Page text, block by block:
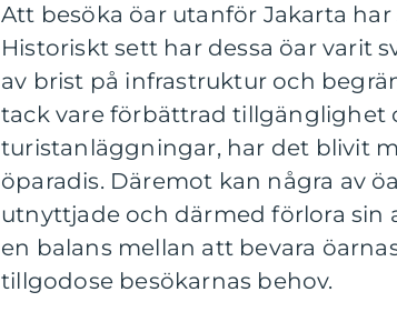
Att besöka öar utanför Jakarta
Historiskt sett har dessa öar varit
av brist på infrastruktur och
tack vare förbättrad tillgänglighet
turistanläggningar, har det blivit
öparadis. Däremot kan några av
utnyttjade och därmed förlora
en balans mellan att bevara
tillgodose besökarnas behov.